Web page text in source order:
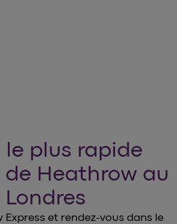
le plus rapide
Heathrow au
Express et rendez-vous dans le